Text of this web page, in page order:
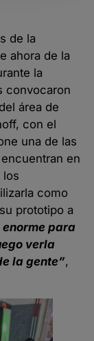
de la
ahora de la
la
convocaron
área de
con el
una de las
en
los
como
prototipo a
para
verla
la gente”,